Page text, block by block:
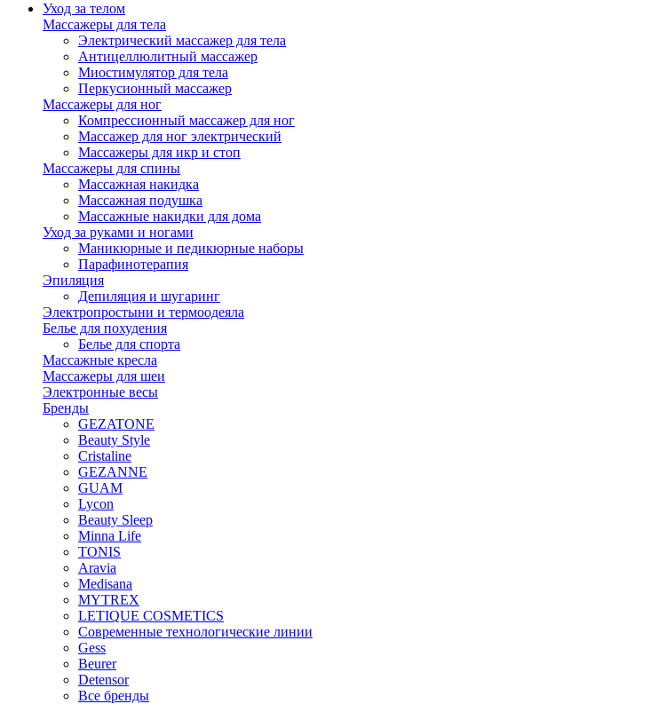
Уход за телом
Массажеры для тела
Электрический массажер для тела
Антицеллюлитный массажер
Миостимулятор для тела
Перкусионный массажер
Массажеры для ног
Компрессионный массажер для ног
Массажер для ног электрический
Массажеры для икр и стоп
Массажеры для спины
Массажная накидка
Массажная подушка
Массажные накидки для дома
Уход за руками и ногами
Маникюрные и педикюрные наборы
Парафинотерапия
Эпиляция
Депиляция и шугаринг
Электропростыни и термоодеяла
Белье для похудения
Белье для спорта
Массажные кресла
Массажеры для шеи
Электронные весы
Бренды
GEZATONE
Beauty Style
Cristaline
GEZANNE
GUAM
Lycon
Beauty Sleep
Minna Life
TONIS
Aravia
Medisana
MYTREX
LETIQUE COSMETICS
Современные технологические линии
Gess
Beurer
Detensor
Все бренды